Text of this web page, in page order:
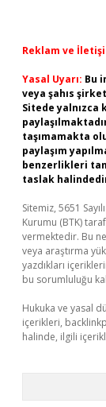
Reklam ve
Yasal Uyarı: Bu
veya şahıs
Sitede yalnızca
taşımamakta
paylaşım
benzerlikleri
taslak
Sitemiz, 5651
Kurumu (BTK)
vermektedir. Bu
veya araştırma
yazdıkları
bu sorumluluğu
Hukuka ve yasal
içerikleri,
halinde, ilgili